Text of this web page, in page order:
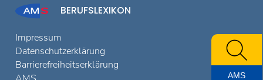
BERUFSLEXIKON
Impressum
Datenschutzerklärung
Barrierefreiheitserklärung
AMS